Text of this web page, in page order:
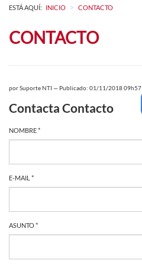
ESTÁ AQUÍ: INICIO > CONTACTO
CONTACTO
porSuporte NTI — Publicado: 01/11/2018 09h57
Contacta Contacto
NOMBRE *
E-MAIL *
ASUNTO *